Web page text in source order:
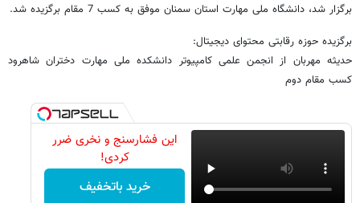
برگزار شد، دانشگاه ملی مهارت استان سمنان موفق به کسب 7 مقام برگزیده شد.
برگزیده حوزه رقابتی محتوای دیجیتال:
حدیثه مهربان از انجمن علمی کامپیوتر دانشکده ملی مهارت دختران شاهرود
کسب مقام دوم
این فشارسنج و نخری ضرر
کردی!
خرید باتخفیف